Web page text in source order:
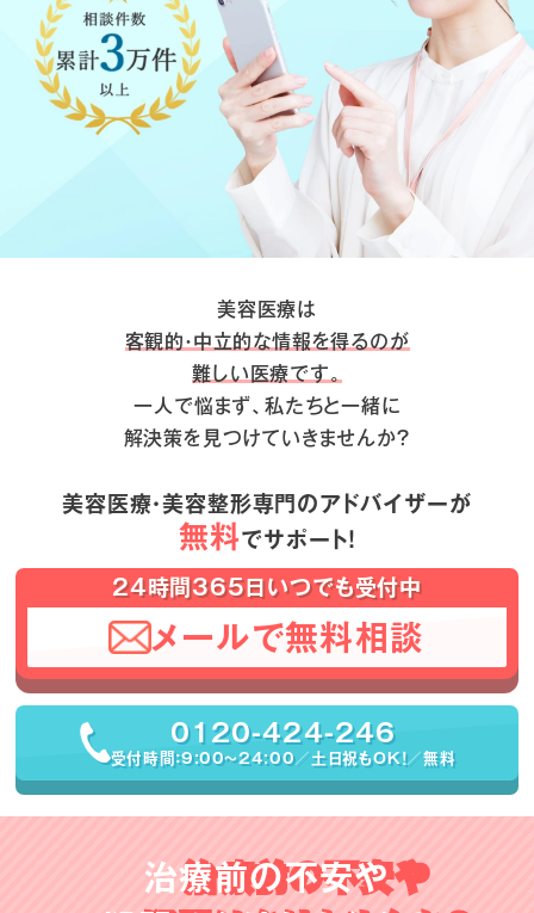
美容医療は
客観的・中立的な情報を得るのが
難しい医療です。
一人で悩まず、私たちと一緒に
解決策を見つけていきませんか？
美容医療・美容整形専門のアドバイザーが
無料でサポート！
24時間365日いつでも受付中
メールで無料相談
0120-424-246
受付時間：9:00〜24:00／土日祝もOK！／無料
治療前の不安や